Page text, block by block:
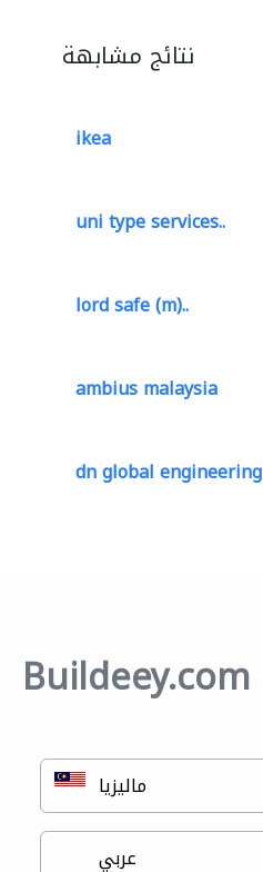
نتائج مشابهة
ikea
uni type services..
lord safe (m)..
ambius malaysia
dn global engineering
Buildeey.com